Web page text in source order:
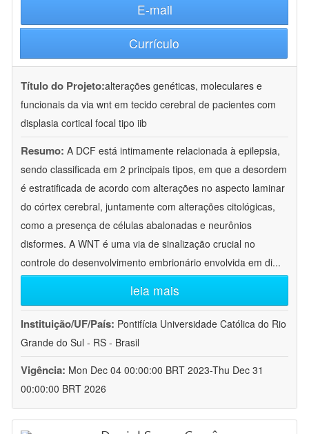
E-mail
Currículo
Título do Projeto:alterações genéticas, moleculares e
funcionais da via wnt em tecido cerebral de pacientes com
displasia cortical focal tipo iib
Resumo: A DCF está intimamente relacionada à epilepsia,
sendo classificada em 2 principais tipos, em que a desordem
é estratificada de acordo com alterações no aspecto laminar
do córtex cerebral, juntamente com alterações citológicas,
como a presença de células abalonadas e neurônios
disformes. A WNT é uma via de sinalização crucial no
controle do desenvolvimento embrionário envolvida em di...
leia mais
Instituição/UF/País: Pontifícia Universidade Católica do Rio
Grande do Sul - RS - Brasil
Vigência: Mon Dec 04 00:00:00 BRT 2023-Thu Dec 31
00:00:00 BRT 2026